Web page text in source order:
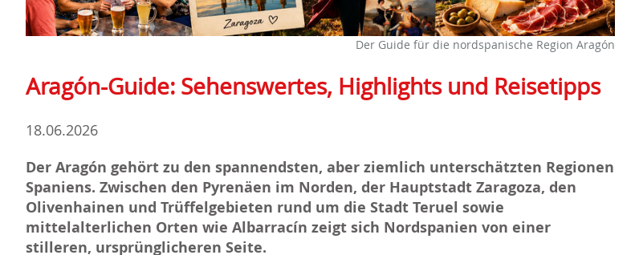
Der Guide für die nordspanische Region Aragón
Aragón-Guide: Sehenswertes, Highlights und Reisetipps
18.06.2026
Der Aragón gehört zu den spannendsten, aber ziemlich unterschätzten Regionen
Spaniens. Zwischen den Pyrenäen im Norden, der Hauptstadt Zaragoza, den
Olivenhainen und Trüffelgebieten rund um die Stadt Teruel sowie
mittelalterlichen Orten wie Albarracín zeigt sich Nordspanien von einer
stilleren, ursprünglicheren Seite.